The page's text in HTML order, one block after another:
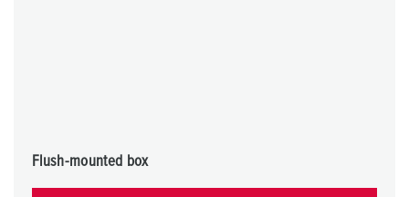
Flush-mounted box